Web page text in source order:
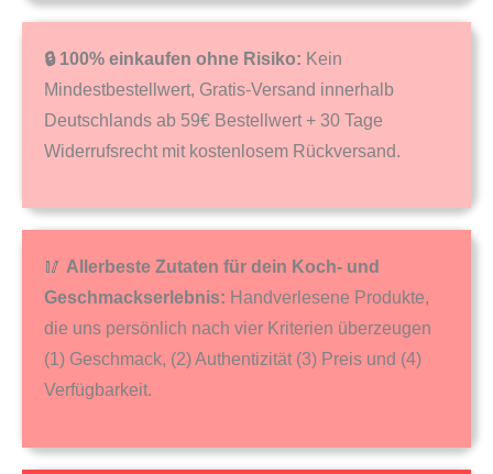
🔒 100% einkaufen ohne Risiko: Kein
Mindestbestellwert, Gratis-Versand innerhalb
Deutschlands ab 59€ Bestellwert + 30 Tage
Widerrufsrecht mit kostenlosem Rückversand.
🥢 Allerbeste Zutaten für dein Koch- und
Geschmackserlebnis: Handverlesene Produkte,
die uns persönlich nach vier Kriterien überzeugen
(1) Geschmack, (2) Authentizität (3) Preis und (4)
Verfügbarkeit.